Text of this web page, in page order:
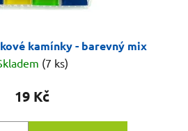
kamínky - barevný mix
(7 ks)
19 Kč